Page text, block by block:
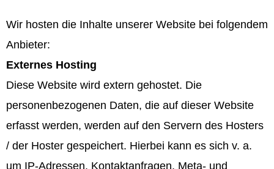
Wir hosten die Inhalte unserer Website bei folgendem
Anbieter:
Externes Hosting
Diese Website wird extern gehostet. Die
personenbezogenen Daten, die auf dieser Website
erfasst werden, werden auf den Servern des Hosters
/ der Hoster gespeichert. Hierbei kann es sich v. a.
um IP-Adressen, Kontaktanfragen, Meta- und